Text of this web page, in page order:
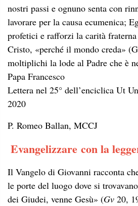
nostri passi e ognuno senta con
lavorare per la causa ecumenica;
profetici e rafforzi la carità
Cristo, «perché il mondo creda»
moltiplichi la lode al Padre che è
Papa Francesco
Lettera nel 25° dell’enciclica Ut
2020
P. Romeo Ballan, MCCJ
Evangelizzare con la
Il Vangelo di Giovanni racconta
le porte del luogo dove si
dei Giudei, venne Gesù» (Gv 20,